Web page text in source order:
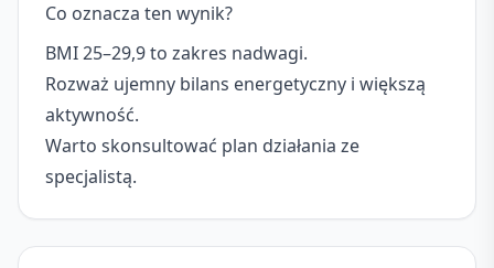
Co oznacza ten wynik?
BMI 25–29,9 to zakres nadwagi.
Rozważ ujemny bilans energetyczny i większą
aktywność.
Warto skonsultować plan działania ze
specjalistą.